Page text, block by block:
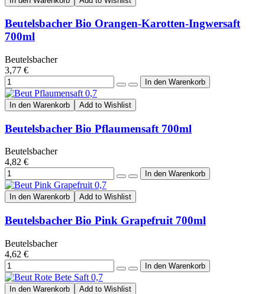
Beutelsbacher Bio Orangen-Karotten-Ingwersaft
700ml
Beutelsbacher
3,77 €
In den Warenkorb Add to Wishlist
Beutelsbacher Bio Pflaumensaft 700ml
Beutelsbacher
4,82 €
In den Warenkorb Add to Wishlist
Beutelsbacher Bio Pink Grapefruit 700ml
Beutelsbacher
4,62 €
In den Warenkorb Add to Wishlist